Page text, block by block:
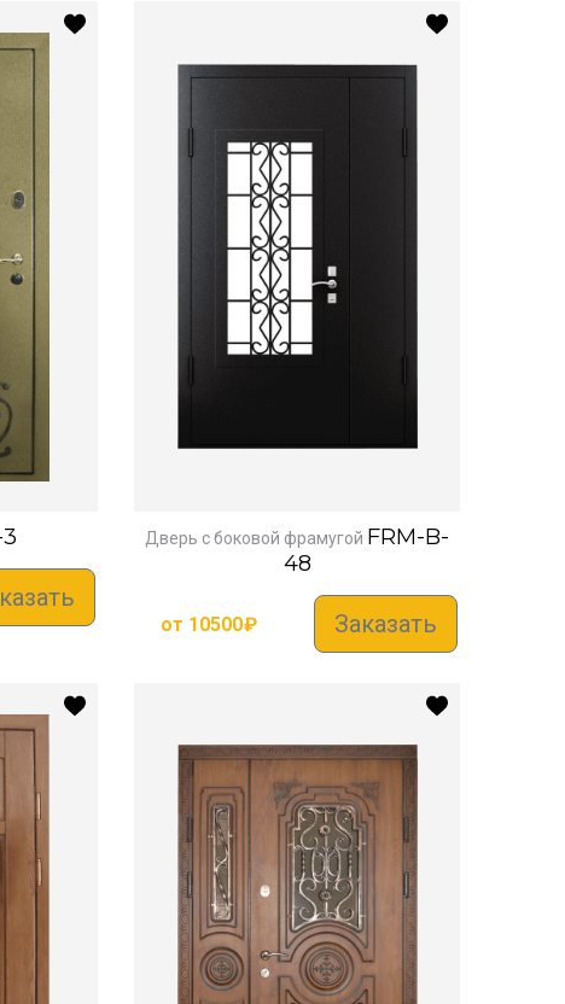
Дверь с боковой фрамугой FRM-B-
48
от 10500₽ Заказать